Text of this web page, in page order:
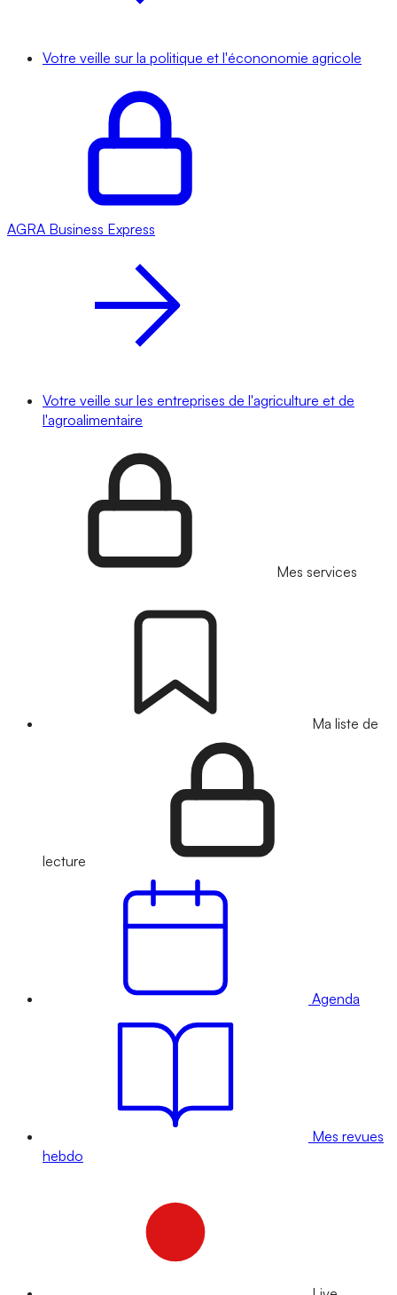
Votre veille sur la politique et l'écononomie agricole
AGRA Business Express
Votre veille sur les entreprises de l'agriculture et de
l'agroalimentaire
Mes services
Ma liste de
lecture
Agenda
Mes revues
hebdo